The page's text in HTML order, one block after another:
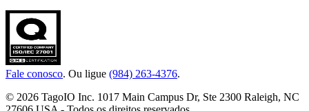
Fale conosco. Ou ligue (984) 263-4376.
© 2026 TagoIO Inc. 1017 Main Campus Dr, Ste 2300 Raleigh, NC